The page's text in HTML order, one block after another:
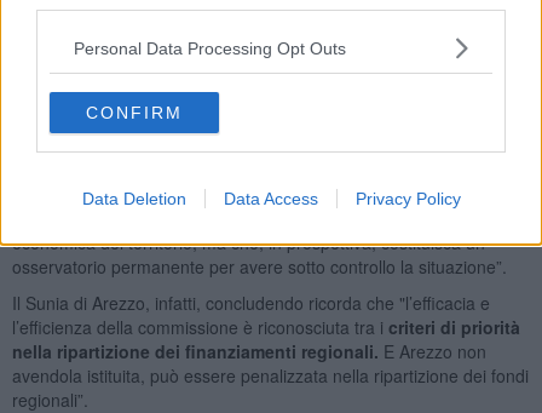
Personal Data Processing Opt Outs
CONFIRM
Data Deletion Data Access Privacy Policy
dell’economia, sia una risposta sociale al dramma che si prefigura”.
In questo quadro, il Suniachiede un impegno politico e
amministrativo di tutti i comuni della provincia di Arezzo:
“lavorare insieme per costruire una politica della casa degna di
questo nome e per rivendicare finanziamenti adeguati. Ci siamo
tema casa) per attivare una commissione, peraltro prevista dalla
economica del territorio, ma che, in prospettiva, costituisca un
osservatorio permanente per avere sotto controllo la situazione”.
Il Sunia di Arezzo, infatti, concludendo ricorda che "l’efficacia e
l’efficienza della commissione è riconosciuta tra i criteri di priorità
nella ripartizione dei finanziamenti regionali. E Arezzo non
avendola istituita, può essere penalizzata nella ripartizione dei fondi
regionali”.